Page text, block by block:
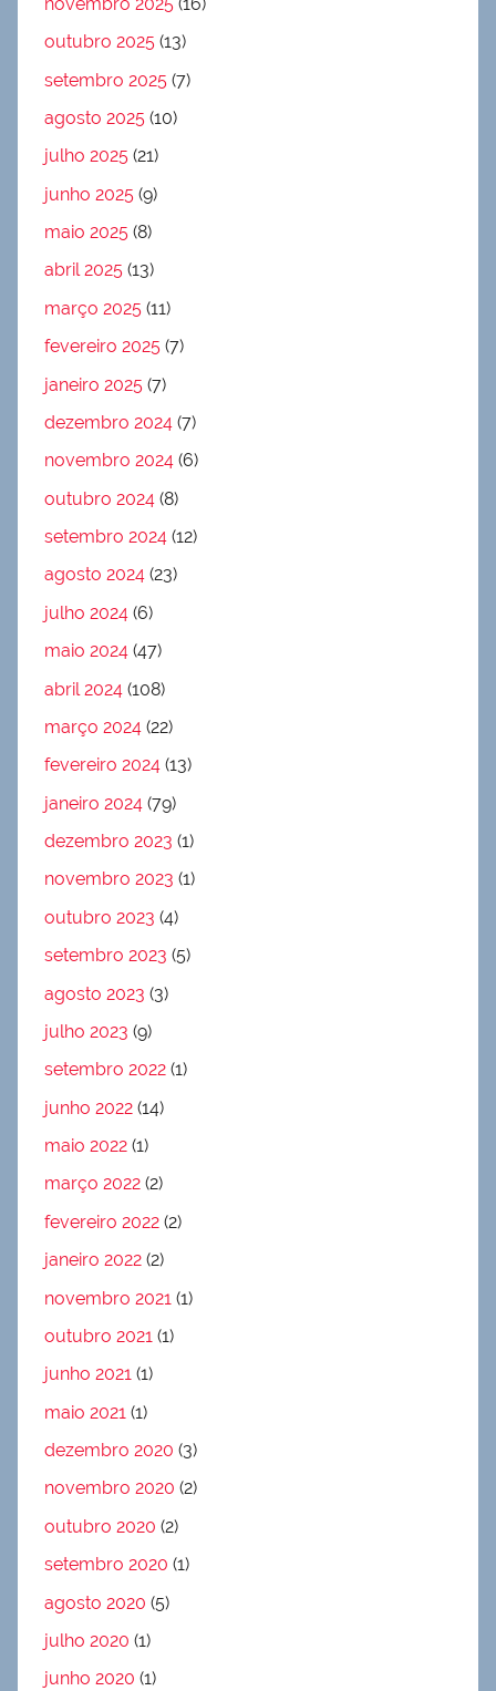
outubro 2025 (13)
setembro 2025 (7)
agosto 2025 (10)
julho 2025 (21)
junho 2025 (9)
maio 2025 (8)
abril 2025 (13)
março 2025 (11)
fevereiro 2025 (7)
janeiro 2025 (7)
dezembro 2024 (7)
novembro 2024 (6)
outubro 2024 (8)
setembro 2024 (12)
agosto 2024 (23)
julho 2024 (6)
maio 2024 (47)
abril 2024 (108)
março 2024 (22)
fevereiro 2024 (13)
janeiro 2024 (79)
dezembro 2023 (1)
novembro 2023 (1)
outubro 2023 (4)
setembro 2023 (5)
agosto 2023 (3)
julho 2023 (9)
setembro 2022 (1)
junho 2022 (14)
maio 2022 (1)
março 2022 (2)
fevereiro 2022 (2)
janeiro 2022 (2)
novembro 2021 (1)
outubro 2021 (1)
junho 2021 (1)
maio 2021 (1)
dezembro 2020 (3)
novembro 2020 (2)
outubro 2020 (2)
setembro 2020 (1)
agosto 2020 (5)
julho 2020 (1)
junho 2020 (1)